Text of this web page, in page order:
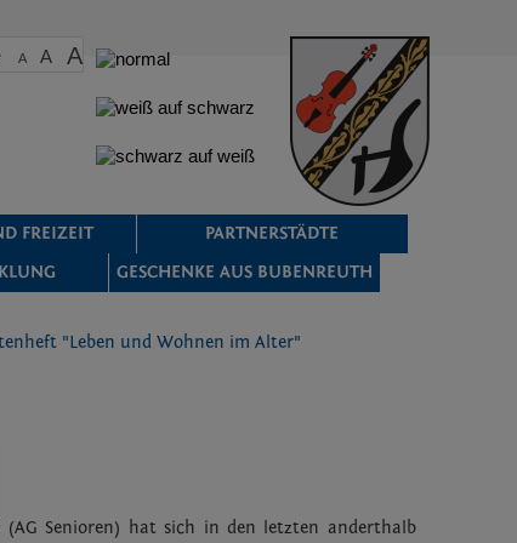
A A A
FREIZEIT
PARTNERSTÄDTE
GESCHENKE AUS BUBENREUTH
"Leben und Wohnen im Alter"
(AG Senioren) hat sich in den letzten anderthalb